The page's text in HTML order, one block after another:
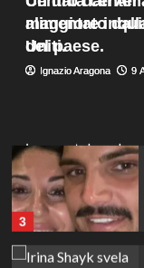
Menu
principale
Giuseppe Recca 8
alimentato
del paese.
Ignazio Aragona 9
maggiore
Uniti.
Ignazio Aragona 9
3